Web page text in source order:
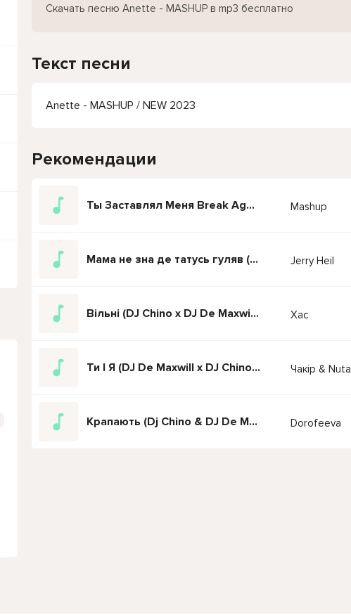
Скачать песню Anette - MASHUP в mp3 бесплатно
Текст песни
Anette - MASHUP / NEW 2023
Рекомендации
Ты Заставлял Меня Break Again Mashup
Мама не зна де татусь гуляв (DJ Chino x DJ De Maxwill Mashup) Jerry Heil
Вільні (DJ Chino x DJ De Maxwill Mashup) Хас
Ти І Я (DJ De Maxwill x DJ Chino Mashup) Чакір & Nuta
Крапають (Dj Chino & DJ De Maxwill Mashup) Dorofeeva